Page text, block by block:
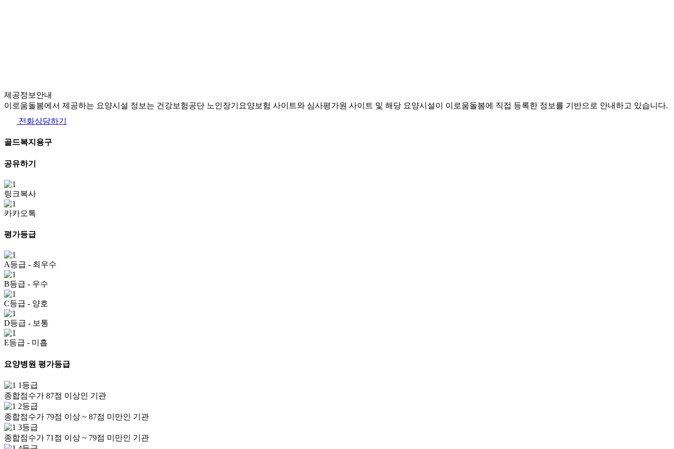
제공정보안내
이로움돌봄에서 제공하는 요양시설 정보는 건강보험공단 노인장기요양보험 사이트와 심사평가원 사이트 및 해당 요양시설이 이로움돌봄에 직접 등록한 정보를 기반으로 안내하고 있습니다.
전화상담하기
골드복지용구
공유하기
링크복사
카카오톡
평가등급
A등급 - 최우수
B등급 - 우수
C등급 - 양호
D등급 - 보통
E등급 - 미흡
요양병원 평가등급
1등급
종합점수가 87점 이상인 기관
2등급
종합점수가 79점 이상 ~ 87점 미만인 기관
3등급
종합점수가 71점 이상 ~ 79점 미만인 기관